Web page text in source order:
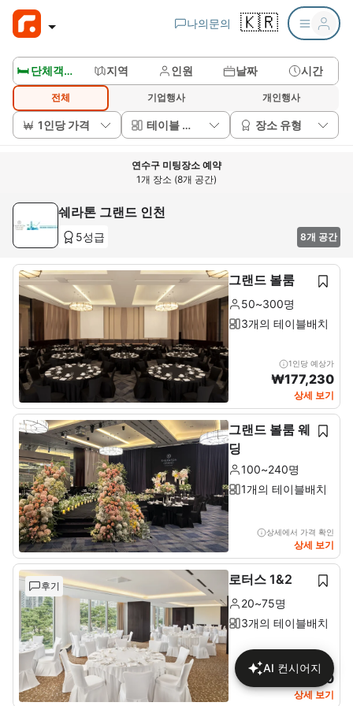
나의문의 🇰🇷
🛏️ 단체객실보기 지역 인원 날짜 시간
전체 기업행사 개인행사
1인당 가격 테이블 배치 장소 유형
연수구 미팅장소 예약
1개 장소 (8개 공간)
쉐라톤 그랜드 인천
5성급 8개 공간
그랜드 볼룸
50~300명
3개의 테이블배치
1인당 예상가
₩177,230
상세 보기
그랜드 볼룸 웨
딩
100~240명
1개의 테이블배치
상세에서 가격 확인
상세 보기
후기 로터스 1&2
20~75명
3개의 테이블배치
1인당 예상가
₩134,400
상세 보기
AI 컨시어지